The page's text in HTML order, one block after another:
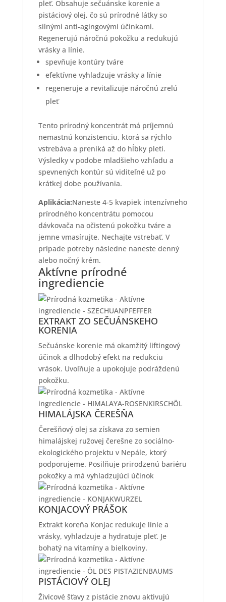
pleť. Obsahuje sečuánske korenie a
pistáciový olej, čo sú prírodné látky so
silnými anti-agingovými účinkami.
Regenerujú náročnú pokožku a redukujú
vrásky a línie.
spevňuje kontúry tváre
efektívne vyhladzuje vrásky a línie
regeneruje a revitalizuje náročnú zrelú
pleť
Tento prírodný koncentrát má príjemnú
nemastnú konzistenciu, ktorá sa rýchlo
vstrebáva a preniká až do hĺbky pleti.
Výsledky v podobe mladšieho vzhľadu a
spevnených kontúr sú viditeľné už po
krátkej dobe používania.
Aplikácia:Naneste 4-5 kvapiek intenzívneho
prírodného koncentrátu pomocou
dávkovača na očistenú pokožku tváre a
jemne vmasírujte. Nechajte vstrebať. V
prípade potreby následne naneste denný
alebo nočný krém.
Aktívne prírodné
ingrediencie
EXTRAKT ZO SEČUÁNSKEHO
KORENIA
Sečuánske korenie má okamžitý liftingový
účinok a dlhodobý efekt na redukciu
vrások. Uvoľňuje a upokojuje podráždenú
pokožku.
HIMALÁJSKA ČEREŠŇA
Čerešňový olej sa získava zo semien
himalájskej ružovej čerešne zo sociálno-
ekologického projektu v Nepále, ktorý
podporujeme. Posilňuje prirodzenú bariéru
pokožky a má vyhladzujúci účinok
KONJACOVÝ PRÁŠOK
Extrakt koreňa Konjac redukuje línie a
vrásky, vyhladzuje a hydratuje pleť. Je
bohatý na vitamíny a bielkoviny.
PISTÁCIOVÝ OLEJ
Živicové šťavy z pistácie znovu aktivujú